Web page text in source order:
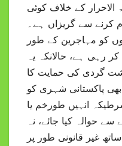
الاحرار کے خلاف کوئی
کرنے سے گریزاں ہے۔
کو مہاجرین کے طور
رہی ہے، حالانکہ یہ
گردی کی حمایت کا
پاکستانی شہری کو
انہیں طورخم یا
حوالہ کیا جائے، نہ
غیر قانونی طور پر